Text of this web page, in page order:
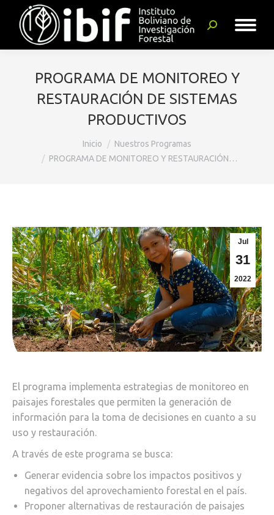
Buscar:
PROGRAMA DE MONITOREO Y
RESTAURACIÓN DE SISTEMAS
PRODUCTIVOS
Inicio
Nuestros Programas
PROGRAMA DE MONITOREO Y RESTAURACIÓN…
Jul
31
2022
El programa implementa estrategias de monitoreo en
paisajes forestales que permiten la generación de
información para la toma de decisiones en cuanto a su
uso y restauración.
A través de este programa se busca:
Generar evidencia sobre los impactos positivos y
negativos del aprovechamiento forestal en el país.
Proponer alternativas de restauración de paisajes